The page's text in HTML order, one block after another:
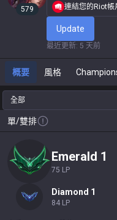
579
連結您的Riot帳
Update
最近更新: 5 天前
概要 風格
全部
單/雙排
emerald 1
75 LP
diamond 1
84 LP